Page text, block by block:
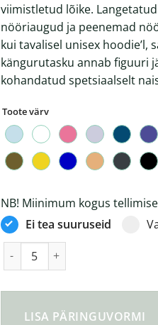
viimistletud lõike.
nööriaugud ja peenemad
kui tavalisel unisex hoodie’l,
kängurutasku annab figuuri
kohandatud spetsiaalselt
Toote värv
NB! Miinimum kogus
Ei tea suuruseid
LISA PÄRINGUVORMI